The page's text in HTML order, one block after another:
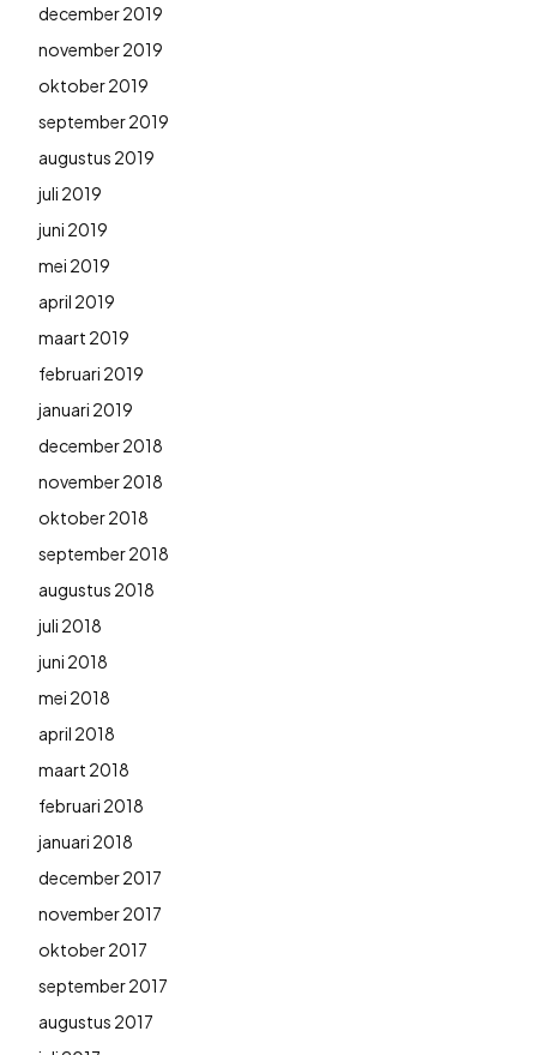
december 2019
november 2019
oktober 2019
september 2019
augustus 2019
juli 2019
juni 2019
mei 2019
april 2019
maart 2019
februari 2019
januari 2019
december 2018
november 2018
oktober 2018
september 2018
augustus 2018
juli 2018
juni 2018
mei 2018
april 2018
maart 2018
februari 2018
januari 2018
december 2017
november 2017
oktober 2017
september 2017
augustus 2017